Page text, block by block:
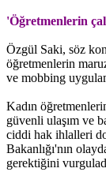
'Öğretmenlerin
Özgül Saki, söz
öğretmenlerin
ve mobbing
Kadın
güvenli ulaşım ve
ciddi hak ihlalleri
Bakanlığı'nın
gerektiğini